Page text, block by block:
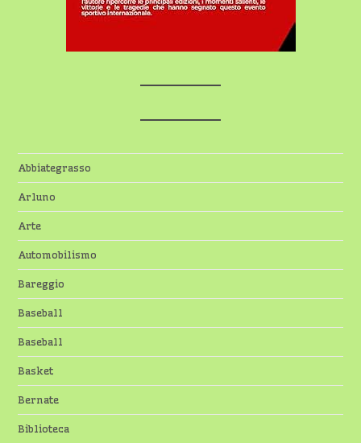
Abbiategrasso
Arluno
Arte
Automobilismo
Bareggio
Baseball
Baseball
Basket
Bernate
Biblioteca